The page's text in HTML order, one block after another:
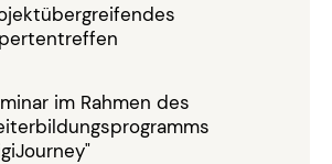
im Rahmen des